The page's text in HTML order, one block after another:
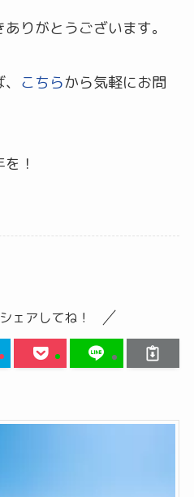
りがとうございます。
こちらから気軽にお問
！
ェアしてね！